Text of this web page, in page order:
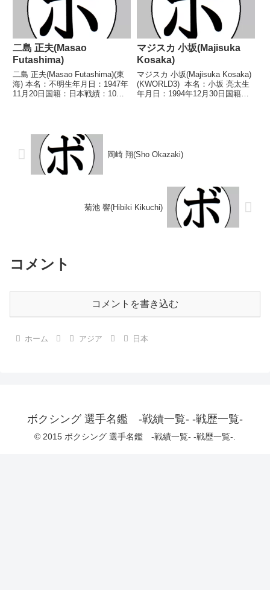
二島 正夫(Masao
Futashima)
二島 正夫(Masao Futashima)(東
海) 本名：不明生年月日：1947年
11月20日国籍：日本戦績：10戦5
崎)1...
マジスカ 小坂(Majisuka
Kosaka)
マジスカ 小坂(Majisuka Kosaka)
(KWORLD3) 本名：小坂 亮太生
年月日：1994年12月30日国籍：
岡崎 翔(Sho Okazaki)
菊池 響(Hibiki Kikuchi)
コメント
コメントを書き込む
ホーム アジア 日本
ボクシング 選手名鑑 -戦績一覧- -戦歴一覧-
© 2015 ボクシング 選手名鑑 -戦績一覧- -戦歴一覧-.